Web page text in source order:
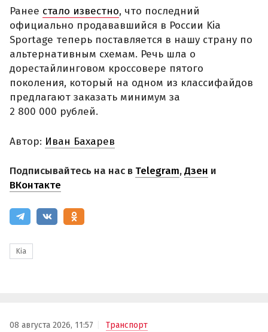
Ранее стало известно, что последний
официально продававшийся в России Kia
Sportage теперь поставляется в нашу страну по
альтернативным схемам. Речь шла о
дорестайлинговом кроссовере пятого
поколения, который на одном из классифайдов
предлагают заказать минимум за
2 800 000 рублей.
Автор: Иван Бахарев
Подписывайтесь на нас в Telegram,Дзен и
ВКонтакте
Kia
08 августа 2026, 11:57 Транспорт